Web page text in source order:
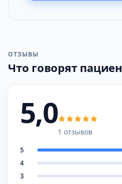
ОТЗЫВЫ
Что говорят
5,0
1 отзывов
5
4
3